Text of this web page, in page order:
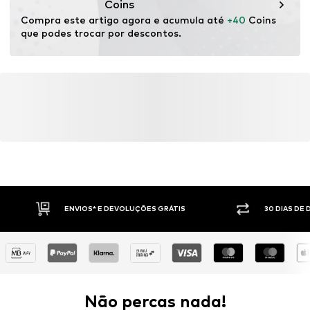
Coins
Compra este artigo agora e acumula até +40 Coins
que podes trocar por descontos.
ENVIOS* E DEVOLUÇÕES GRÁTIS 30 DIAS DE
Não percas nada!